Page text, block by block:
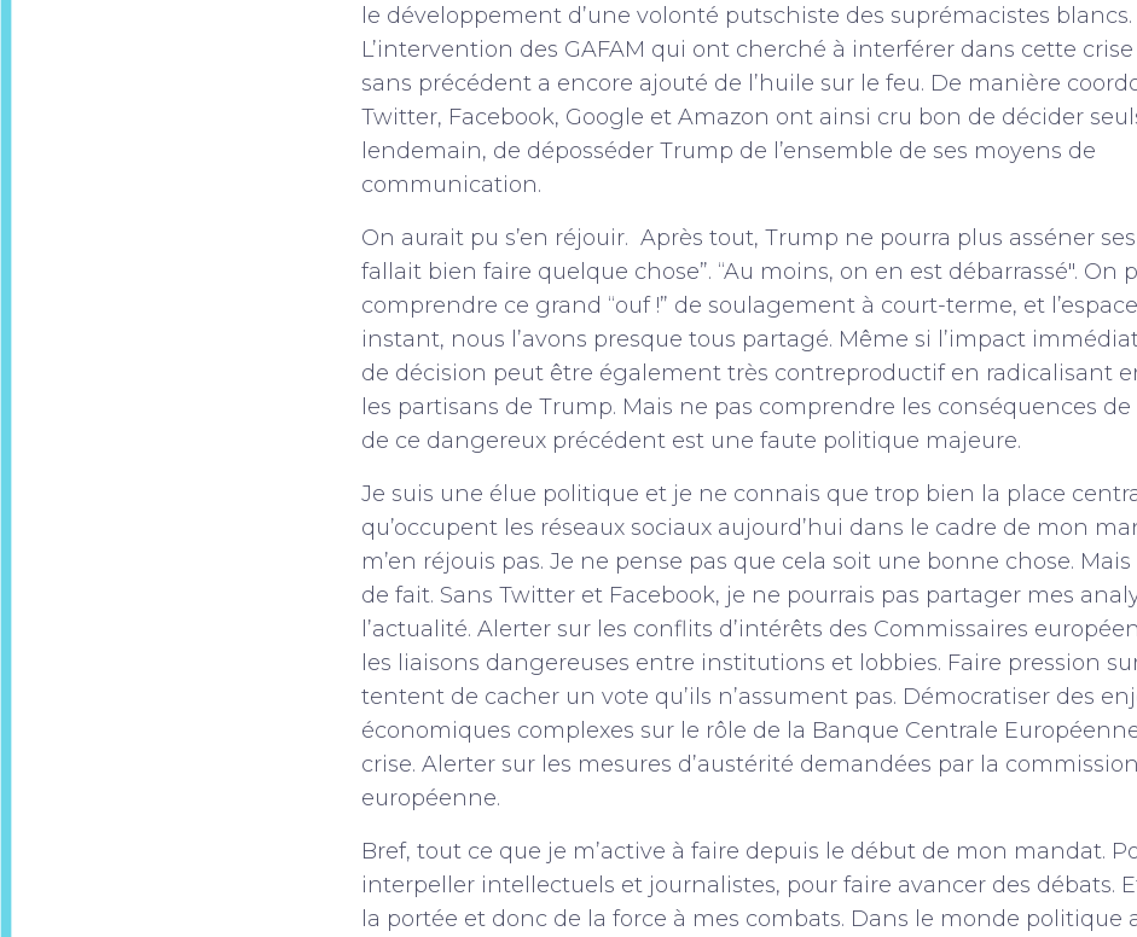
le développement d’une volonté putschiste des suprémacistes blancs.
L’intervention des GAFAM qui ont cherché à interférer dans cette
sans précédent a encore ajouté de l’huile sur le feu. De manière
Twitter, Facebook, Google et Amazon ont ainsi cru bon de décider
lendemain, de déposséder Trump de l’ensemble de ses moyens de
communication.
On aurait pu s’en réjouir. Après tout, Trump ne pourra plus asséner ses
fallait bien faire quelque chose”. “Au moins, on en est débarrassé". On
comprendre ce grand “ouf !” de soulagement à court-terme, et
instant, nous l’avons presque tous partagé. Même si l’impact
de décision peut être également très contreproductif en radicalisant
les partisans de Trump. Mais ne pas comprendre les conséquences
de ce dangereux précédent est une faute politique majeure.
Je suis une élue politique et je ne connais que trop bien la place
qu’occupent les réseaux sociaux aujourd’hui dans le cadre de mon
m’en réjouis pas. Je ne pense pas que cela soit une bonne chose. Mais
de fait. Sans Twitter et Facebook, je ne pourrais pas partager mes
l’actualité. Alerter sur les conflits d’intérêts des Commissaires
les liaisons dangereuses entre institutions et lobbies. Faire pression
tentent de cacher un vote qu’ils n’assument pas. Démocratiser des
économiques complexes sur le rôle de la Banque Centrale
crise. Alerter sur les mesures d’austérité demandées par la commission
européenne.
Bref, tout ce que je m’active à faire depuis le début de mon mandat.
interpeller intellectuels et journalistes, pour faire avancer des débats.
la portée et donc de la force à mes combats. Dans le monde politique